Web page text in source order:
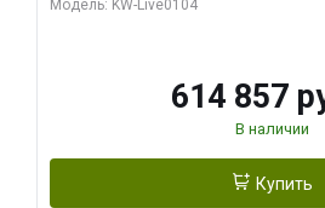
Модель: KW-Live0104
614 857
В наличии
Купить